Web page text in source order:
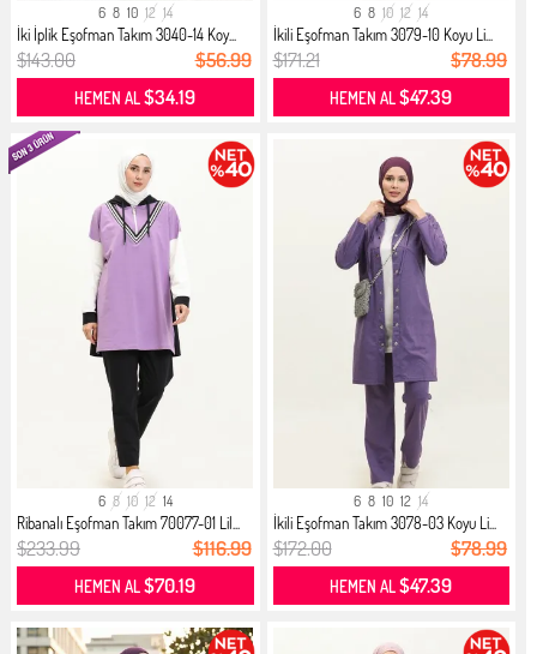
6 8 10 12 14
İki İplik Eşofman Takım 3040-14 Koy...
$143.00 $56.99
HEMEN AL$34.19
6 8 10 12 14
İkili Eşofman Takım 3079-10 Koyu Li...
$171.21 $78.99
HEMEN AL$47.39
6 8 10 12 14
Ribanalı Eşofman Takım 70077-01 Lil...
$233.99 $116.99
HEMEN AL$70.19
6 8 10 12 14
İkili Eşofman Takım 3078-03 Koyu Li...
$172.00 $78.99
HEMEN AL$47.39